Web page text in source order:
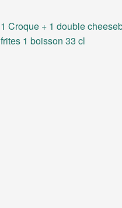
1 Croque + 1 double
frites 1 boisson 33 cl